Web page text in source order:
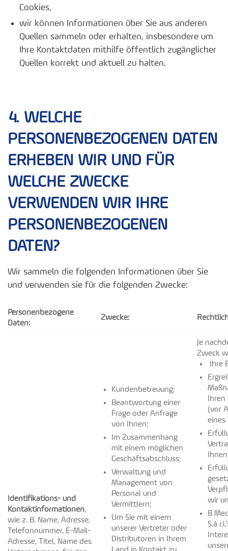
Cookies,
wir können Informationen über Sie aus anderen
Quellen sammeln oder erhalten, insbesondere um
Ihre Kontaktdaten mithilfe öffentlich zugänglicher
Quellen korrekt und aktuell zu halten.
4. WELCHE
PERSONENBEZOGENEN DATEN
ERHEBEN WIR UND FÜR
WELCHE ZWECKE
VERWENDEN WIR IHRE
PERSONENBEZOGENEN
DATEN?
Wir sammeln die folgenden Informationen über Sie
und verwenden sie für die folgenden Zwecke:
Personenbezogene
Daten:
Zwecke:
Identifikations- und
Kontaktinformationen,
wie z. B. Name, Adresse,
Telefonnummer, E-Mail-
Adresse, Titel, Name des
Kundenbetreuung;
Beantwortung einer
Frage oder Anfrage
von Ihnen;
Im Zusammenhang
mit einem möglichen
Geschäftsabschluss;
Verwaltung und
Management von
Personal und
Vermittlern;
Um Sie mit einem
unserer Vertreter oder
Distributoren in Ihrem
Je
Zweck
Ihre
Ihren
(vor
eines
wir
B
S.à